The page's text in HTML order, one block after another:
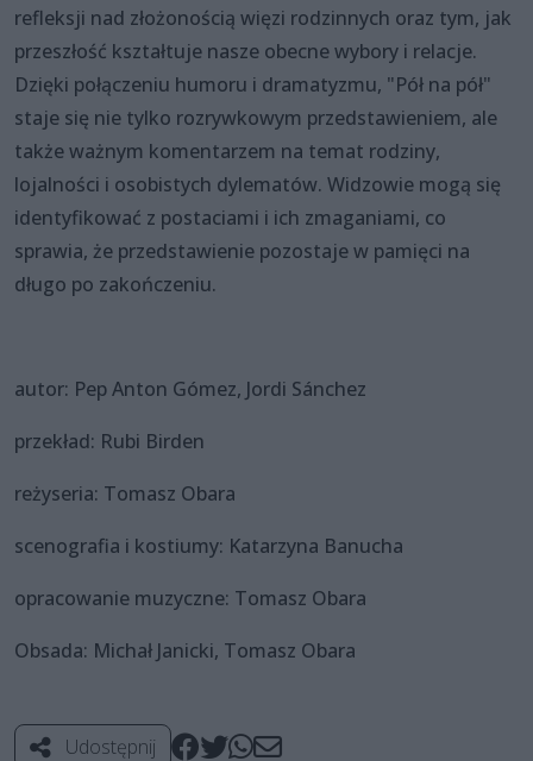
refleksji nad złożonością więzi rodzinnych oraz tym, jak
przeszłość kształtuje nasze obecne wybory i relacje.
Dzięki połączeniu humoru i dramatyzmu, "Pół na pół"
staje się nie tylko rozrywkowym przedstawieniem, ale
także ważnym komentarzem na temat rodziny,
lojalności i osobistych dylematów. Widzowie mogą się
identyfikować z postaciami i ich zmaganiami, co
sprawia, że przedstawienie pozostaje w pamięci na
długo po zakończeniu.
autor: Pep Anton Gómez, Jordi Sánchez
przekład: Rubi Birden
reżyseria: Tomasz Obara
scenografia i kostiumy: Katarzyna Banucha
opracowanie muzyczne: Tomasz Obara
Obsada: Michał Janicki, Tomasz Obara
Udostępnij